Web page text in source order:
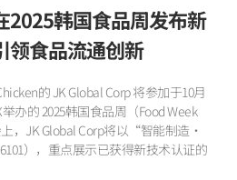
韩国食品周发布新
领食品流通创新
的 JK Global Corp 将参加于10月
办的 2025韩国食品周（Food Week
，JK Global Corp将以“智能制造·
），重点展示已获得新技术认证的